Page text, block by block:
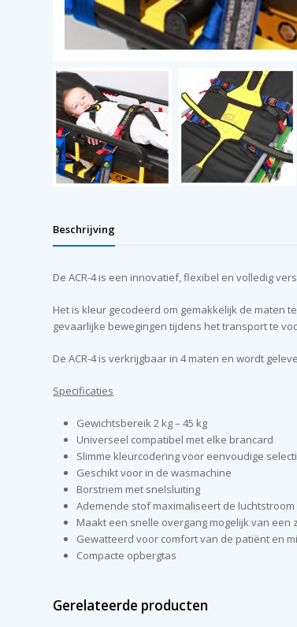
Beschrijving
De ACR-4 is een innovatief, flexibel en volledig
Het is kleur gecodeerd om gemakkelijk de maten
gevaarlijke bewegingen tijdens het transport te
De ACR-4 is verkrijgbaar in 4 maten en wordt
Specificaties
Gewichtsbereik 2 kg – 45 kg
Universeel compatibel met elke brancard
Slimme kleurcodering voor eenvoudige
Geschikt voor in de wasmachine
Borstriem met snelsluiting
Ademende stof maximaliseert de
Maakt een snelle overgang mogelijk van
Gewatteerd voor comfort van de patiënt en
Compacte opbergtas
Gerelateerde producten